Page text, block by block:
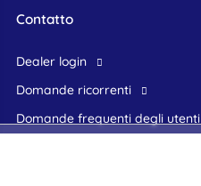
Contatto
dealer login
domande ricorrenti
domande frequenti degli utenti